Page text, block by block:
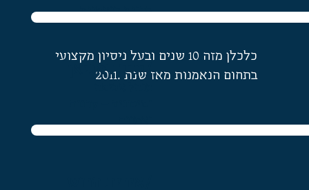
קרנות הנאמנות
/יניב דמגיאן
כלכלן מזה 10 שנים ובעל ניסיון מקצועי
בתחום הנאמנות מאז שנת .2011